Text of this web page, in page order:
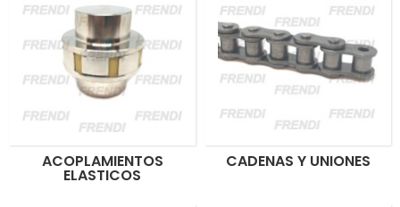
ACOPLAMIENTOS
ELASTICOS
CADENAS Y UNIONES